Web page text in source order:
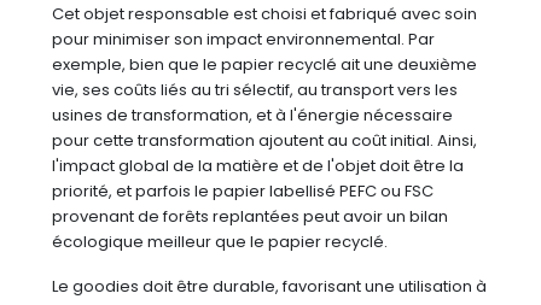
Cet objet responsable est choisi et fabriqué avec soin
pour minimiser son impact environnemental. Par
exemple, bien que le papier recyclé ait une deuxième
vie, ses coûts liés au tri sélectif, au transport vers les
usines de transformation, et à l'énergie nécessaire
pour cette transformation ajoutent au coût initial. Ainsi,
l'impact global de la matière et de l'objet doit être la
priorité, et parfois le papier labellisé PEFC ou FSC
provenant de forêts replantées peut avoir un bilan
écologique meilleur que le papier recyclé.
Le goodies doit être durable, favorisant une utilisation à